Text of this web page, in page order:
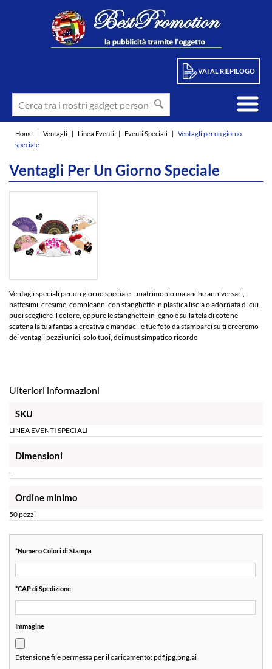
VAI AL RIEPILOGO
Home | Ventagli | Linea Eventi | Eventi Speciali |
Ventagli per un giorno
speciale
Ventagli Per Un Giorno Speciale
Ventagli speciali per un giorno speciale - matrimonio ma anche anniversari,
battesimi, cresime, compleanni con stanghette in plastica liscia o adornata di cui
puoi scegliere il colore, oppure le stanghette in legno e sulla tela di cotone
scatena la tua fantasia creativa e mandaci le tue foto da stamparci su ti creeremo
dei ventagli pezzi unici, solo tuoi, dei must simpatico ricordo
Ulteriori informazioni
SKU
LINEA EVENTI SPECIALI
Dimensioni
-
Ordine minimo
50 pezzi
*Numero Colori di Stampa
*CAP di Spedizione
Immagine
Estensione file permessa per il caricamento:pdf,jpg,png,ai